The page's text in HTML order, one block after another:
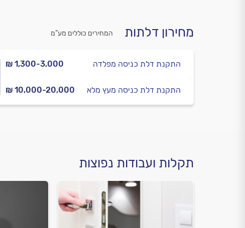
מחירון דלתות המחירים כוללים מע”מ
₪ 1,300-3,000 התקנת דלת כניסה מפלדה
₪ 10,000-20,000 התקנת דלת כניסה מעץ מלא
תקלות ועבודות נפוצות